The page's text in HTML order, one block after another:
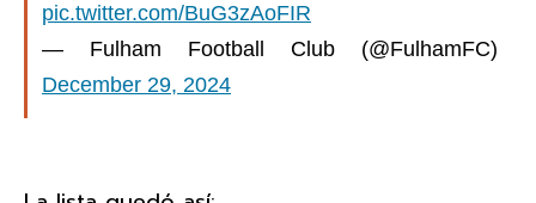
pic.twitter.com/BuG3zAoFIR
— Fulham Football Club (@FulhamFC)
December 29, 2024